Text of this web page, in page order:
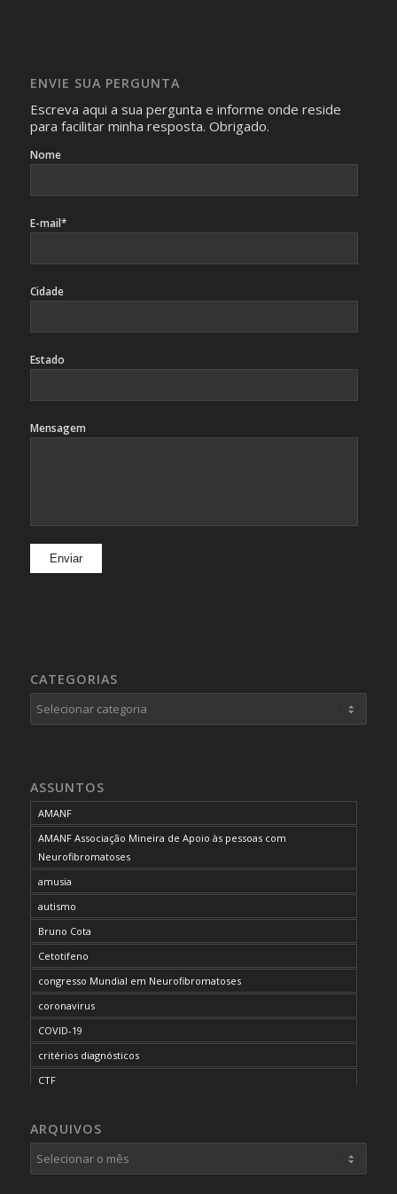
identificação da pessoa fotografada.
ENVIE SUA PERGUNTA
Escreva aqui a sua pergunta e informe onde reside
para facilitar minha resposta. Obrigado.
Nome
E-mail*
Cidade
Estado
Mensagem
CATEGORIAS
Categorias
ASSUNTOS
AMANF
AMANF Associação Mineira de Apoio às pessoas com
Neurofibromatoses
amusia
autismo
Bruno Cota
Cetotifeno
congresso Mundial em Neurofibromatoses
coronavirus
COVID-19
critérios diagnósticos
CTF
desordem do processamento auditivo
diagnóstico
dificuldades cognitivas
ARQUIVOS